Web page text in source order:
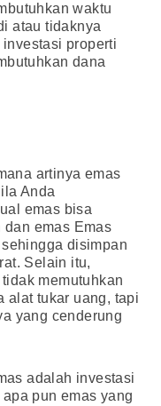
waktu
atau tidaknya
properti
dana
artinya emas
Anda
emas bisa
dan emas Emas
disimpan
Selain itu,
memutuhkan
alat tukar uang, tapi
yang cenderung
adalah investasi
pun emas yang